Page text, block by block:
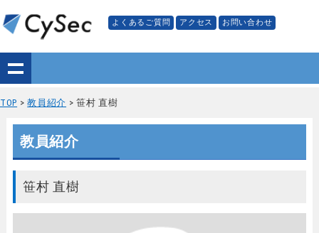
よくあるご質問 アクセス お問い合わせ
TOP >教員紹介 > 笹村 直樹
教員紹介
笹村 直樹